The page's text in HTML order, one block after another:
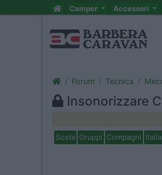
Camper Accessori
Forum Tecnica
Insonorizzare
Sosta Gruppi Compagni Italia